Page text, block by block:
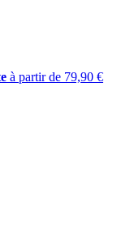
à partir de 79,90 €